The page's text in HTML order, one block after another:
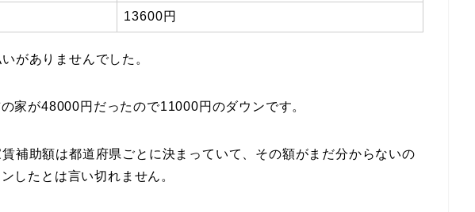
13600円
がありませんでした。
家が48000円だったので11000円のダウンです。
補助額は都道府県ごとに決まっていて、その額がまだ分からないの
したとは言い切れません。